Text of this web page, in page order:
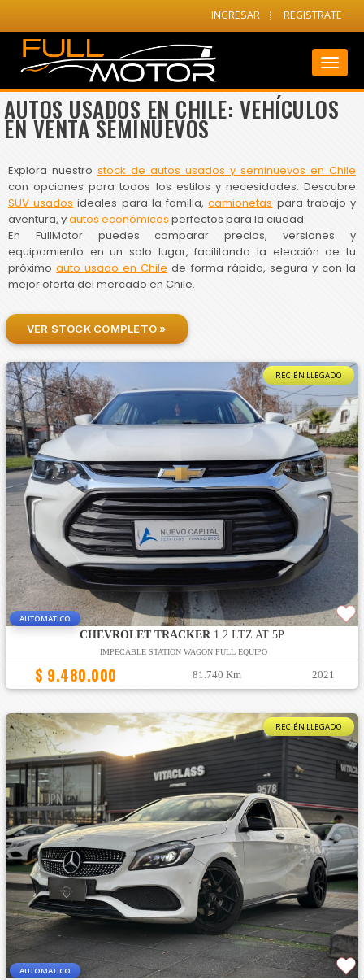
INGRESAR REGISTRATE
AUTOS USADOS EN CHILE: VEHÍCULOS
EN VENTA SEMINUEVOS
Explora nuestro stock de autos usados y seminuevos en Chile
con opciones para todos los estilos y necesidades. Descubre
SUV usados ideales para la familia,camionetas para trabajo y
aventura, yautos económicos perfectos para la ciudad.
En FullMotor puedes comparar precios, versiones y
equipamiento en un solo lugar, facilitando la elección de tu
próximoauto usado en Chile de forma rápida, segura y con la
mejor oferta del mercado en Chile.
VER STOCK COMPLETO »
RECIÉN LLEGADO
AUTOMATICO
CHEVROLET TRACKER1.2 LTZ AT 5P
IMPECABLE STATION WAGON FULL EQUIPO
$ 9.480.000 81.740 Km 2021
RECIÉN LLEGADO
AUTOMATICO